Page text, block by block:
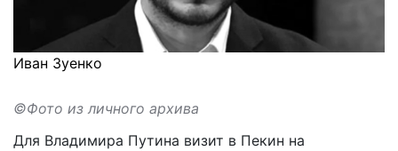
Иван Зуенко
©Фото из личного архива
Для Владимира Путина визит в Пекин на